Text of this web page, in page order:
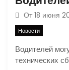
От 18 июня
Новости
Водителей
технических